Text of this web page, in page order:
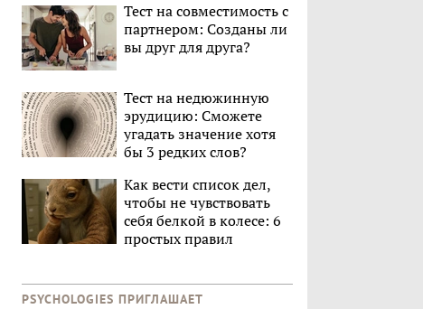
Тест на совместимость с
партнером: Созданы ли
вы друг для друга?
Тест на недюжинную
эрудицию: Сможете
угадать значение хотя
бы 3 редких слов?
Как вести список дел,
чтобы не чувствовать
себя белкой в колесе: 6
простых правил
PSYCHOLOGIES ПРИГЛАШАЕТ